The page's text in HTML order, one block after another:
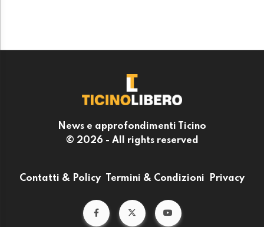
News e approfondimenti Ticino
© 2026 - All rights reserved
Contatti & Policy Termini & Condizioni Privacy